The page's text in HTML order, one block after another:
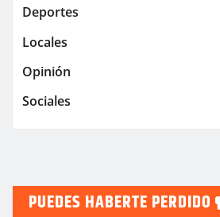
Deportes
Locales
Opinión
Sociales
PUEDES HABERTE PERDIDO